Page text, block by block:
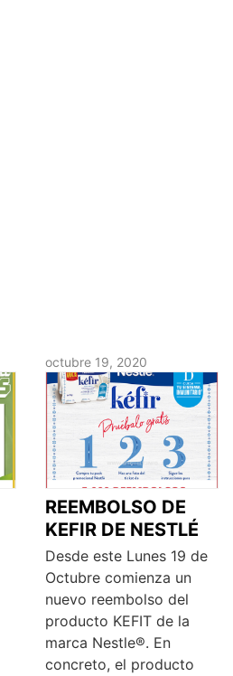
octubre 19, 2020
REEMBOLSO DE
KEFIR DE NESTLÉ
Desde este Lunes 19 de
Octubre comienza un
nuevo reembolso del
producto KEFIT de la
marca Nestle®. En
concreto, el producto